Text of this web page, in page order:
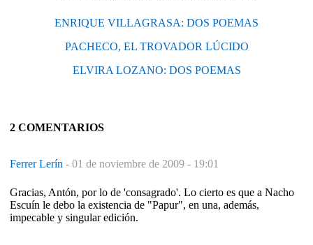
ENRIQUE VILLAGRASA: DOS POEMAS
PACHECO, EL TROVADOR LÚCIDO
ELVIRA LOZANO: DOS POEMAS
2 COMENTARIOS
Ferrer Lerín - 01 de noviembre de 2009 - 19:01
Gracias, Antón, por lo de 'consagrado'. Lo cierto es que a Nacho
Escuín le debo la existencia de "Papur", en una, además,
impecable y singular edición.